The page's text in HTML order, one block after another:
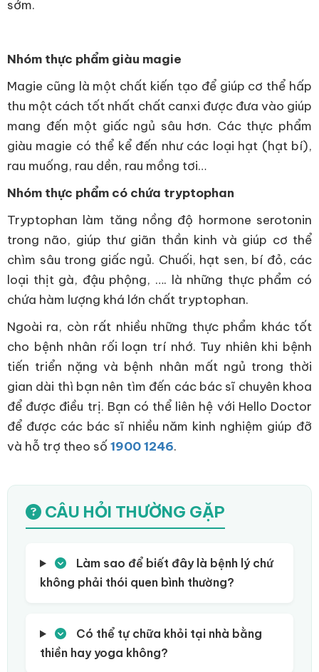
sớm.
Nhóm thực phẩm giàu magie
Magie cũng là một chất kiến tạo để giúp cơ thể hấp
thu một cách tốt nhất chất canxi được đưa vào giúp
mang đến một giấc ngủ sâu hơn. Các thực phẩm
giàu magie có thể kể đến như các loại hạt (hạt bí),
rau muống, rau dền, rau mồng tơi…
Nhóm thực phẩm có chứa tryptophan
Tryptophan làm tăng nồng độ hormone serotonin
trong não, giúp thư giãn thần kinh và giúp cơ thể
chìm sâu trong giấc ngủ. Chuối, hạt sen, bí đỏ, các
loại thịt gà, đậu phộng, …. là những thực phẩm có
chứa hàm lượng khá lớn chất tryptophan.
Ngoài ra, còn rất nhiều những thực phẩm khác tốt
cho bệnh nhân rối loạn trí nhớ. Tuy nhiên khi bệnh
tiến triển nặng và bệnh nhân mất ngủ trong thời
gian dài thì bạn nên tìm đến các bác sĩ chuyên khoa
để được điều trị. Bạn có thể liên hệ với Hello Doctor
để được các bác sĩ nhiều năm kinh nghiệm giúp đỡ
và hỗ trợ theo số 1900 1246.
CÂU HỎI THƯỜNG GẶP
Làm sao để biết đây là bệnh lý chứ
không phải thói quen bình thường?
Có thể tự chữa khỏi tại nhà bằng
thiền hay yoga không?